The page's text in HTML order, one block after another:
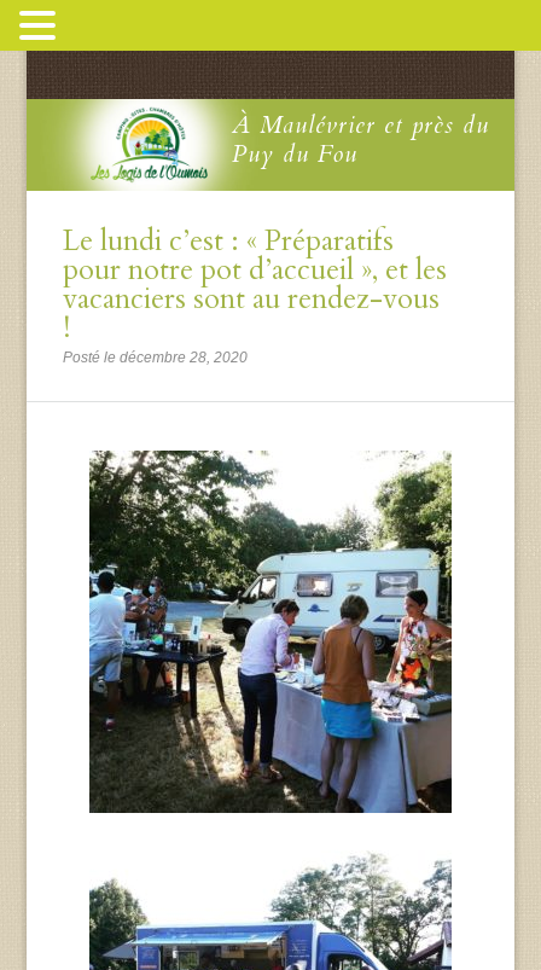
À Maulévrier et près du
Puy du Fou
Le lundi c’est : « Préparatifs
pour notre pot d’accueil », et les
vacanciers sont au rendez-vous
!
Posté le décembre 28, 2020